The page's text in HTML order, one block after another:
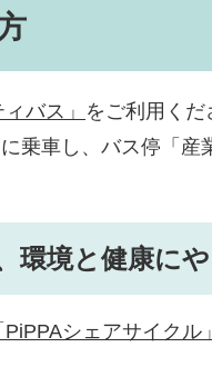
バス」 をご利用くだ
乗車し、 バス停「産
環境と健康に
シェアサイクル